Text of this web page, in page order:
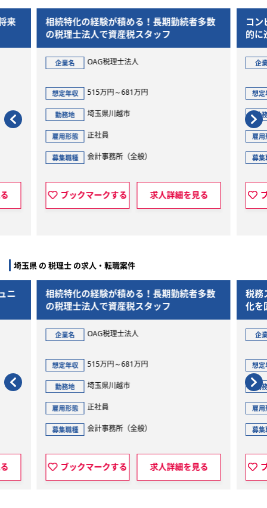
来
相続特化の経験が積める！長期勤続者多数
の税理士法人で資産税スタッフ
企業名 OAG税理士法人
想定年収 515万円～681万円
勤務地 埼玉県川越市
雇用形態 正社員
募集職種 会計事務所（全般）
ブックマークする 求人詳細を見る
コン
的に
企
想定
勤
雇用
募集
埼玉県 の 税理士 の求人・転職案件
ニ
相続特化の経験が積める！長期勤続者多数
の税理士法人で資産税スタッフ
企業名 OAG税理士法人
想定年収 515万円～681万円
勤務地 埼玉県川越市
雇用形態 正社員
募集職種 会計事務所（全般）
ブックマークする 求人詳細を見る
税務
化を
企
想定
勤
雇用
募集